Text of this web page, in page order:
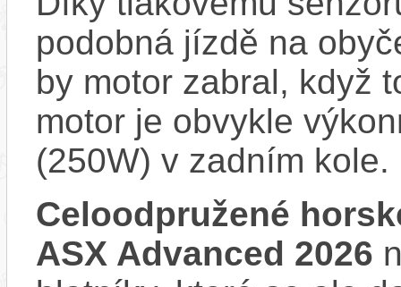
podobná jízdě na
by motor zabral, když
motor je obvykle
(250W) v zadním kole.
Celoodpružené
ASX Advanced 2026